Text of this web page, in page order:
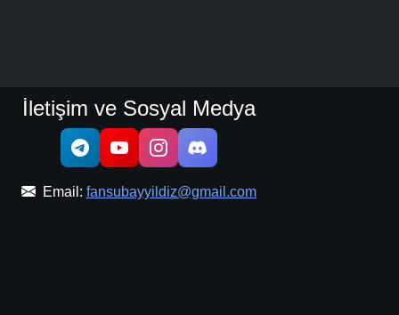
İletişim ve Sosyal Medya
Email: fansubayyildiz@gmail.com